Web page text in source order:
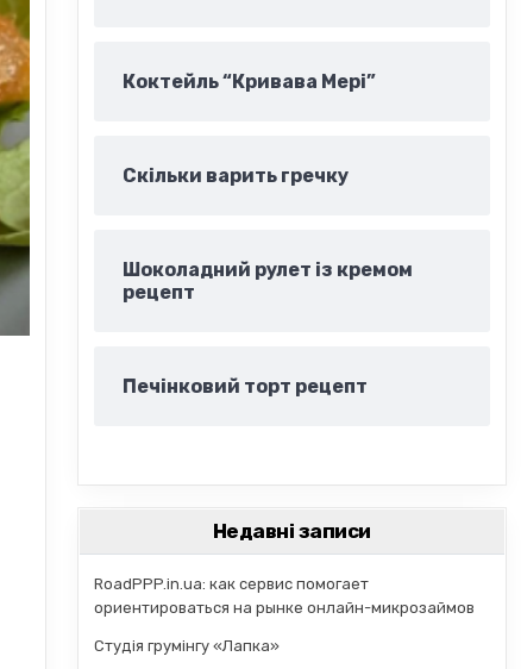
Коктейль “Кривава Мері”
Скільки варить гречку
Шоколадний рулет із кремом
рецепт
Печінковий торт рецепт
Недавні записи
RoadPPP.in.ua: как сервис помогает
ориентироваться на рынке онлайн-микрозаймов
Студія грумінгу «Лапка»